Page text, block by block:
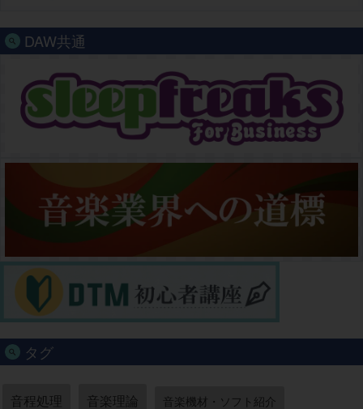
DAW共通
タグ
音程処理 音楽理論 音楽機材・ソフト紹介